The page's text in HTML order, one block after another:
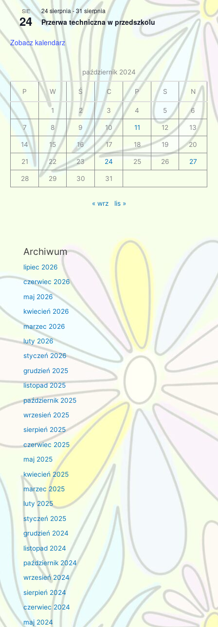
SIE
24
24 sierpnia -31 sierpnia
Przerwa techniczna w przedszkolu
Zobacz kalendarz
październik 2024
P W Ś C P S N
1 2 3 4 5 6
7 8 9 10 11 12 13
14 15 16 17 18 19 20
21 22 23 24 25 26 27
28 29 30 31
« wrz lis »
Archiwum
lipiec 2026
czerwiec 2026
maj 2026
kwiecień 2026
marzec 2026
luty 2026
styczeń 2026
grudzień 2025
listopad 2025
październik 2025
wrzesień 2025
sierpień 2025
czerwiec 2025
maj 2025
kwiecień 2025
marzec 2025
luty 2025
styczeń 2025
grudzień 2024
listopad 2024
październik 2024
wrzesień 2024
sierpień 2024
czerwiec 2024
maj 2024